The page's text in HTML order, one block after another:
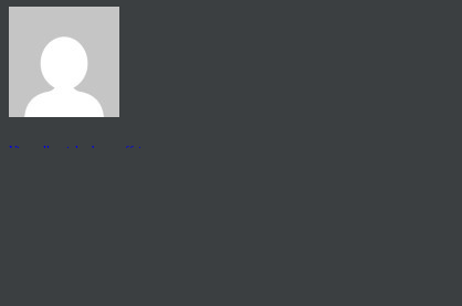
View all articles by rauffri